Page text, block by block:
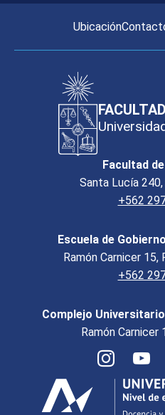
Ubicación
Facultad
Santa Lucía
+562
Escuela de
Ramón Carnicer 15,
+562
Complejo
Ramón Carnicer